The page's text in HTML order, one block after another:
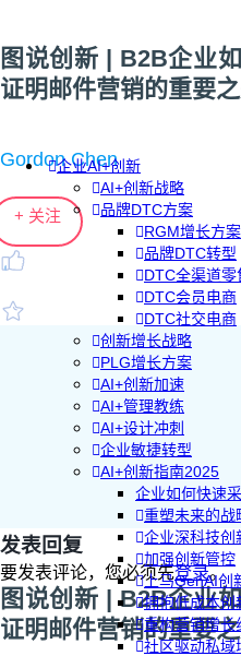
企业AI+创新
AI+创新战略
品牌DTC方案
RGM增长方案
品牌DTC转型
DTC全渠道零
DTC会员电商
DTC社交电商
创新增长战略
PLG增长方案
AI+创新加速
AI+管理教练
AI+设计冲刺
企业敏捷转型
AI+创新指南2025
企业如何快速
重塑未来的战
企业深科技创
加强创新管控
上马GenAI创
拥抱低成本创
重构营销增长
社区驱动私域
图说创新 | B2B企业
证明邮件营销的重要
Gordon Chen
+ 关注
发表回复
要发表评论，您必须先登录。
图说创新 | B2B企业
证明邮件营销的重要